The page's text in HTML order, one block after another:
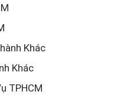
Khác
Khác
TPHCM